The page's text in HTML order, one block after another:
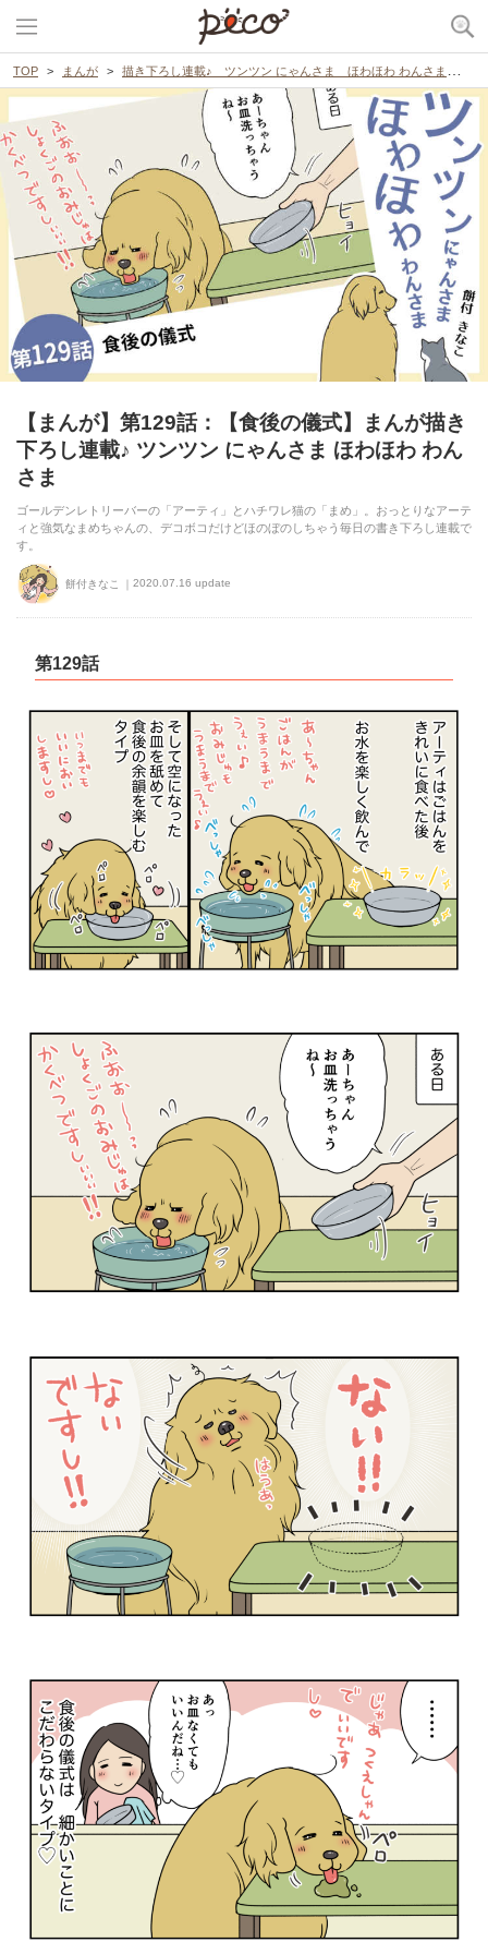
TOP まんが 描き下ろし連載♪ ツンツン にゃんさま ほわほわ わんさま
【まんが】第129話：【食後の儀式】まんが描き
下ろし連載♪ ツンツン にゃんさま ほわほわ わん
さま
ゴールデンレトリーバーの「アーティ」とハチワレ猫の「まめ」。おっとりなアーテ
ィと強気なまめちゃんの、デコボコだけどほのぼのしちゃう毎日の書き下ろし連載で
す。
餅付きなこ 2020.07.16 update
第129話